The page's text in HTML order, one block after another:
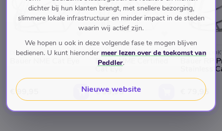
DE SKATE DOKTER
€ 99,95
DE SKATE DOKTER
Bauer NME Certified
Cat Eye
€ 99,95
DE SKATE
Bauer RP
Stainless
€ 79,95
dichter bij hun klanten brengt, met snellere bezorging,
slimmere lokale infrastructuur en minder impact in de steden
waarin wij actief zijn.
We hopen u ook in deze volgende fase te mogen blijven
bedienen. U kunt hieronder meer lezen over de toekomst van
Peddler.
Nieuwe website